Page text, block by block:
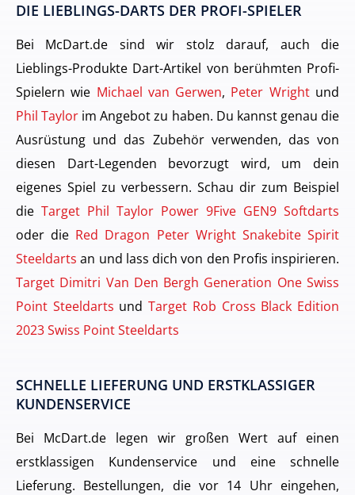
DIE LIEBLINGS-DARTS DER PROFI-SPIELER
Bei McDart.de sind wir stolz darauf, auch die
Lieblings-Produkte Dart-Artikel von berühmten Profi-
Spielern wie Michael van Gerwen, Peter Wrightund
Phil Taylor im Angebot zu haben. Du kannst genau die
Ausrüstung und das Zubehör verwenden, das von
diesen Dart-Legenden bevorzugt wird, um dein
eigenes Spiel zu verbessern. Schau dir zum Beispiel
die Target Phil Taylor Power 9Five GEN9 Softdarts
oder die Red Dragon Peter Wright Snakebite Spirit
Steeldarts an und lass dich von den Profis inspirieren.
Target Dimitri Van Den Bergh Generation One Swiss
Point Steeldarts undTarget Rob Cross Black Edition
2023 Swiss Point Steeldarts
SCHNELLE LIEFERUNG UND ERSTKLASSIGER
KUNDENSERVICE
Bei McDart.de legen wir großen Wert auf einen
erstklassigen Kundenservice und eine schnelle
Lieferung. Bestellungen, die vor 14 Uhr eingehen,